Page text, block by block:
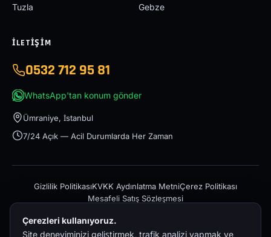
Tuzla
Gebze
İLETIŞIM
0532 712 95 81
WhatsApp'tan konum gönder
Ümraniye, İstanbul
7/24 Açık — Acil Durumlarda Her Zaman
Gizlilik PolitikasıKVKK Aydınlatma MetniÇerez Politikası
Mesafeli Satış Sözleşmesi
Çerezleri kullanıyoruz.
Site deneyiminizi geliştirmek, trafik analizi yapmak ve